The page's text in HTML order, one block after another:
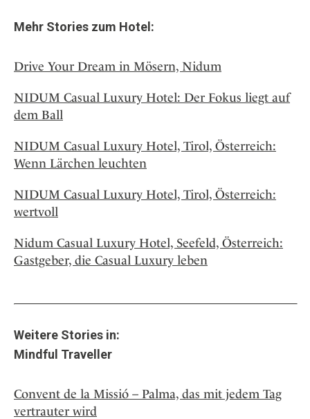
Mehr Stories zum Hotel:
Drive Your Dream in Mösern, Nidum
NIDUM Casual Luxury Hotel: Der Fokus liegt auf
dem Ball
NIDUM Casual Luxury Hotel, Tirol, Österreich:
Wenn Lärchen leuchten
NIDUM Casual Luxury Hotel, Tirol, Österreich:
wertvoll
Nidum Casual Luxury Hotel, Seefeld, Österreich:
Gastgeber, die Casual Luxury leben
Weitere Stories in:
Mindful Traveller
Convent de la Missió – Palma, das mit jedem Tag
vertrauter wird